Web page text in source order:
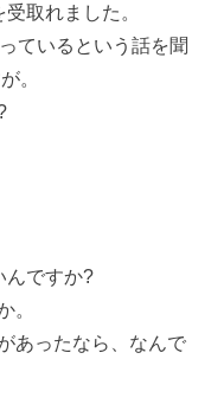
取れました。
ているという話を聞
。
んですか?
。
あったなら、なんで